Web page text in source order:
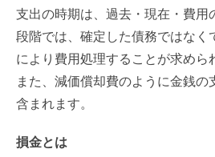
支出の時期は、過去・現在・費用
段階では、確定した債務ではなく
により費用処理することが求めら
また、減価償却費のように金銭の
含まれます。
損金とは